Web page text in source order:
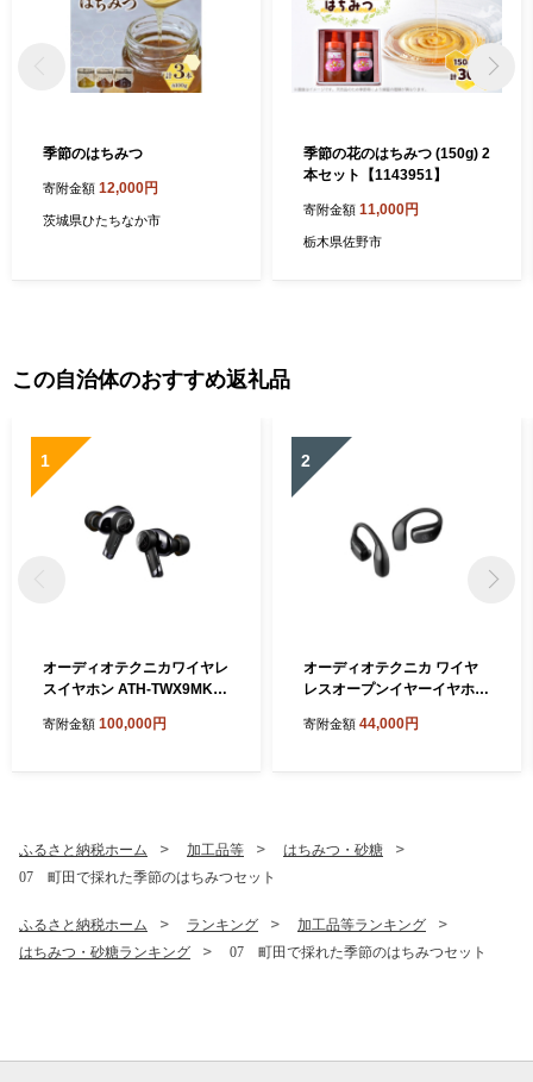
季節のはちみつ
寄附金額 12,000円
茨城県ひたちなか市
季節の花のはちみつ (150g) 2
本セット【1143951】
寄附金額 11,000円
栃木県佐野市
この自治体のおすすめ返礼品
1
オーディオテクニカワイヤレ
スイヤホン ATH-TWX9MK2
寄附金額 100,000円
2
オーディオテクニカ ワイヤ
レスオープンイヤーイヤホン
寄附金額 44,000円
ふるさと納税ホーム 加工品等
はちみつ・砂糖
07 町田で採れた季節のはちみつセット
ふるさと納税ホーム ランキング
加工品等ランキング
はちみつ・砂糖ランキング
07 町田で採れた季節のはちみつセット